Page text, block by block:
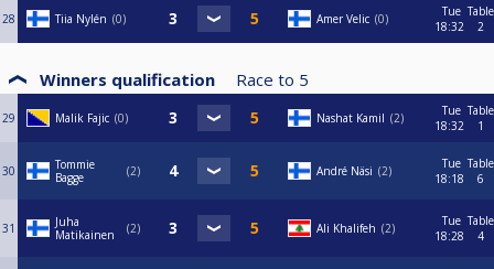
28 Tiia Nylén 0 Amer Velic 0
Tue
18:32
Table
2
Winners qualification Race to 5
29 Malik Fajic 0 Nashat Kamil 2
Tue
18:32
Table
1
30
Tommie
Bagge
2 André Näsi 2
Tue
18:18
Table
6
31
Juha
Matikainen
2 Ali Khalifeh 2
Tue
18:28
Table
4